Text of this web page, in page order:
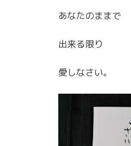
あなたのままで
出来る限り
愛しなさい。